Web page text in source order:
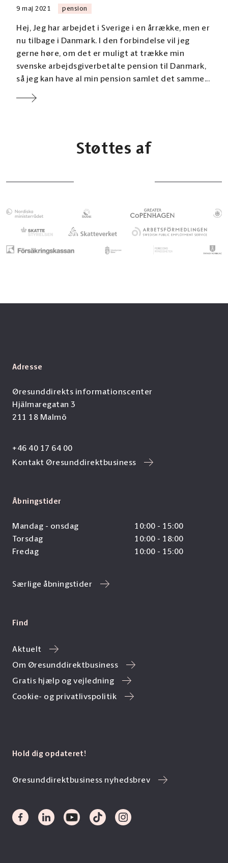
9 maj 2021 pension
Hej, Jeg har arbejdet i Sverige i en årrække, men er
nu tilbage i Danmark. I den forbindelse vil jeg
gerne høre, om det er muligt at trække min
svenske arbejdsgiverbetalte pension til Danmark,
så jeg kan have al min pension samlet det samme...
Støttes af
Adresse
Øresunddirekts informationscenter
Hjälmaregatan 3
211 18 Malmö
+46 40 17 64 00
Kontakt Øresunddirektbusiness
Åbningstider
Mandag - onsdag
10:00 - 15:00
Torsdag
10:00 - 18:00
Fredag
10:00 - 15:00
Særlige åbningstider
Find
Aktuelt
Om Øresunddirektbusiness
Gratis hjælp og vejledning
Cookie- og privatlivspolitik
Hold dig opdateret!
Øresunddirektbusiness nyhedsbrev